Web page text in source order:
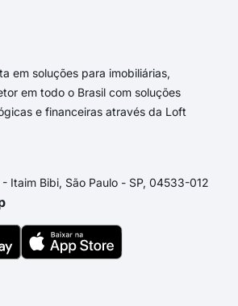
em soluções para imobiliárias,
em todo o Brasil com soluções
e financeiras através da Loft
Itaim Bibi, São Paulo - SP, 04533-012